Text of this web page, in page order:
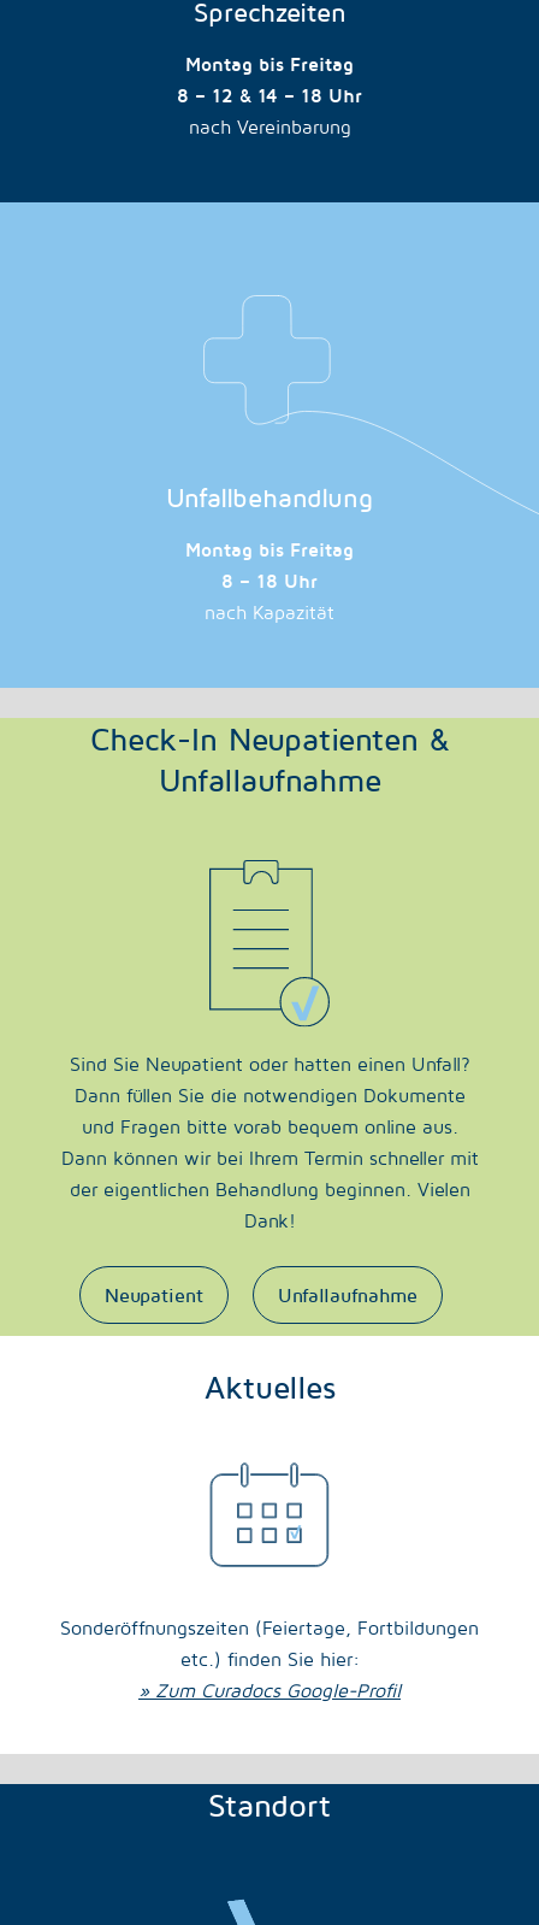
Sprechzeiten
Montag bis Freitag
8 – 12 & 14 – 18 Uhr
nach Vereinbarung
Unfallbehandlung
Montag bis Freitag
8 – 18 Uhr
nach Kapazität
Check-In Neupatienten &
Unfallaufnahme
Sind Sie Neupatient oder hatten einen Unfall?
Dann füllen Sie die notwendigen Dokumente
und Fragen bitte vorab bequem online aus.
Dann können wir bei Ihrem Termin schneller mit
der eigentlichen Behandlung beginnen. Vielen
Dank!
Neupatient Unfallaufnahme
Aktuelles
Sonderöffnungszeiten (Feiertage, Fortbildungen
etc.) finden Sie hier:
» Zum Curadocs Google-Profil
Standort